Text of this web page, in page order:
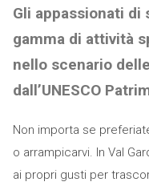
Gli appassionati di
gamma di attività
nello scenario
dall’UNESCO
Non importa se
o arrampicarvi. In Val
ai propri gusti per